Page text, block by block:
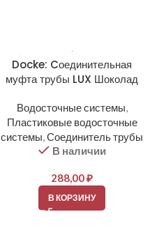
Docke: Cоединительная
муфта трубы LUX Шоколад
Водосточные системы,
Пластиковые водосточные
системы,Соединитель трубы
В наличии
288,00₽
В КОРЗИНУ